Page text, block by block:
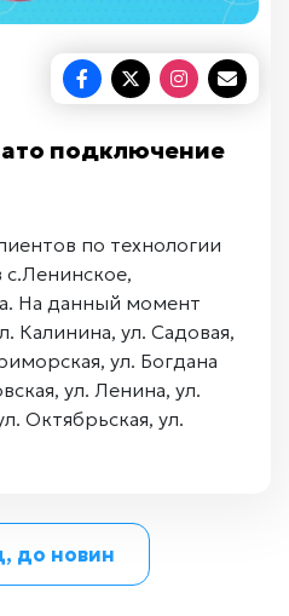
подключение
по технологии
с.Ленинское,
На данный момент
Калинина, ул. Садовая,
ул. Богдана
ул. Ленина, ул.
Октябрьская, ул.
до новин